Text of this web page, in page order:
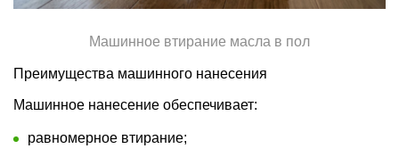
Машинное втирание масла в пол
Преимущества машинного нанесения
Машинное нанесение обеспечивает:
равномерное втирание;